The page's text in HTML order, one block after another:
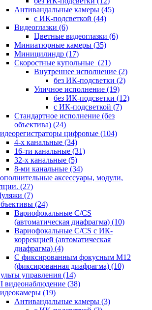
Антивандальные камеры (45)
с ИК-подсветкой (44)
Видеоглазки (6)
Цветные видеоглазки (6)
Миниатюрные камеры (35)
Миницилиндр (17)
Скоростные купольные (21)
Внутреннее исполнение (2)
без ИК-подсветки (2)
Уличное исполнение (19)
без ИК-подсветки (12)
с ИК-подсветкой (7)
Стандартное исполнение (без
объектива) (24)
цифровые (104)
4-х канальные (34)
16-ти канальные (31)
32-х канальные (5)
8-ми канальные (34)
аксессуары, модули,
(27)
(7)
(24)
Вариофокальные C/CS
(автоматическая диафрагма) (10)
Вариофокальные C/CS с ИК-
коррекцией (автоматическая
диафрагма) (4)
С фиксированным фокусным М12
(фиксированная диафрагма) (10)
управления (14)
видеонаблюдение (38)
(19)
Антивандальные камеры (3)